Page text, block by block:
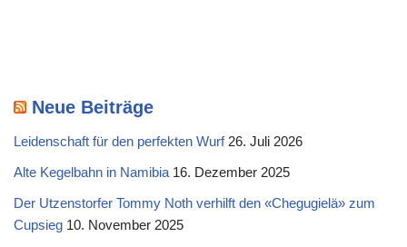
Neue Beiträge
Leidenschaft für den perfekten Wurf 26. Juli 2026
Alte Kegelbahn in Namibia 16. Dezember 2025
Der Utzenstorfer Tommy Noth verhilft den «Chegugielä» zum
Cupsieg 10. November 2025